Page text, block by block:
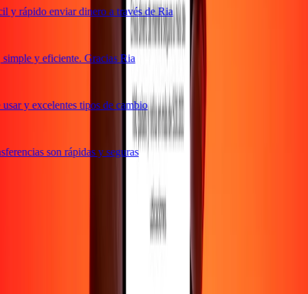
rápido enviar dinero a través de Ria
y eficiente. Gracias Ria
y excelentes tipos de cambio
son rápidas y seguras